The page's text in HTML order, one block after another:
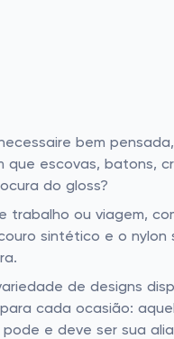
bem
escovas, batons,
do gloss?
trabalho ou viagem,
sintético e o nylon
de designs
cada ocasião:
e deve ser sua